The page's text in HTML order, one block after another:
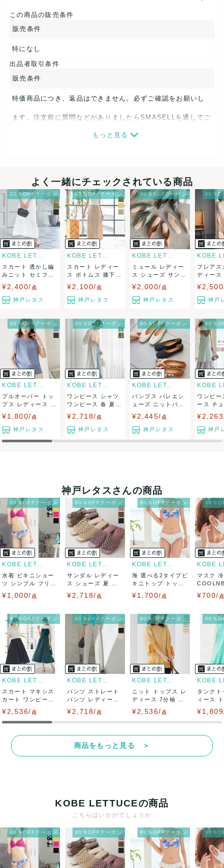
この商品の販売条件
販売条件
特になし
出品者取引条件
販売条件
特価商品につき、返品はできません。必ずご確認をお願いし
ます。注文前に質問などがありましたらSMASELLを通してご
こちらの出品者は¥1,000〜注文を承っております。現在出
品中の商品は
こちらから
決済方法
クレジットカード、メルペイ、銀行振込、PayPay、コンビ
ニ払い
出荷
送料： (見込み)
送料表を確認する
こちらの出品者の商品を ¥20,000以上注文の場合送料無料に
出荷目安：3営業日以内
大阪府から出荷
もっと見る
よく一緒にチェックされている商品
80％OFFクーポン
KOBE LETTUCE
スカート 透かし編
みニット セミフレ
¥2,400/ 点
神戸レタス
80％OFFクーポン
KOBE LETTUCE
スカート レディー
ス ボトムス 膝下
¥2,100/ 点
神戸レタス
80％OFFクーポン
KOBE LETTUCE
ミュール レディー
ス シューズ サンダ
¥2,000/ 点
神戸レタス
80％
フレアス
ディース
神戸
80％OFFクーポン
KOBE LETTUCE
プルオーバー トッ
プス レディース 夏
カットジョ...
¥1,800/ 点
神戸レタス
80％OFFクーポン
KOBE LETTUCE
ワンピース シャツ
ワンピース 春 夏
ロングシャツ...
¥2,718/ 点
神戸レタス
80％OFFクーポン
KOBE LETTUCE
パンプス バレエシ
ューズ ニットパン
プス 歩きやす...
¥2,445/ 点
神戸レタス
80％
ワンピー
ース チ
キャミ
神戸
神戸レタスさんの商品
80％OFFクーポン
KOBE LETTUCE
水着 ビキニショー
ツ シンプル フリル
¥1,000/ 点
80％OFFクーポン
KOBE LETTUCE
サンダル レディー
ス シューズ 夏 メ
¥2,718/ 点
80％OFFクーポン
KOBE LETTUCE
海 選べる2タイプビ
キニトップ トップ
¥1,700/ 点
80％
マスク
¥700/ 点
80％OFFクーポン
KOBE LETTUCE
スカート マキシス
カート ワンピース
¥2,536/ 点
80％OFFクーポン
KOBE LETTUCE
パンツ ストレート
パンツ レディース
¥2,718/ 点
80％OFFクーポン
KOBE LETTUCE
ニット トップス レ
ディース 7分袖 春
¥2,536/ 点
80％
タンクト
ィース
商品をもっと見る ＞
KOBE LETTUCEの商品
こちらはいかがでしょうか
80％OFFクーポン 80％OFFクーポン 80％OFFクーポン 80％